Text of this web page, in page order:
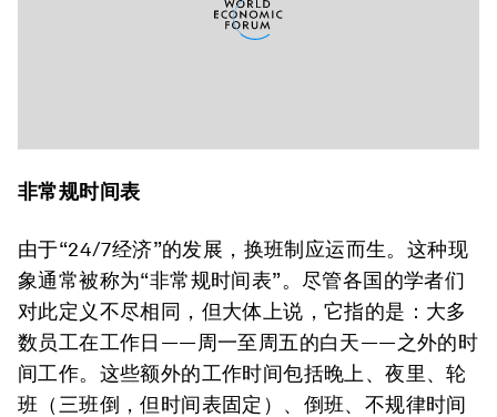
非常规时间表
由于“24/7经济”的发展，换班制应运而生。这种现
象通常被称为“非常规时间表”。尽管各国的学者们
对此定义不尽相同，但大体上说，它指的是：大多
数员工在工作日——周一至周五的白天——之外的时
间工作。这些额外的工作时间包括晚上、夜里、轮
班（三班倒，但时间表固定）、倒班、不规律时间